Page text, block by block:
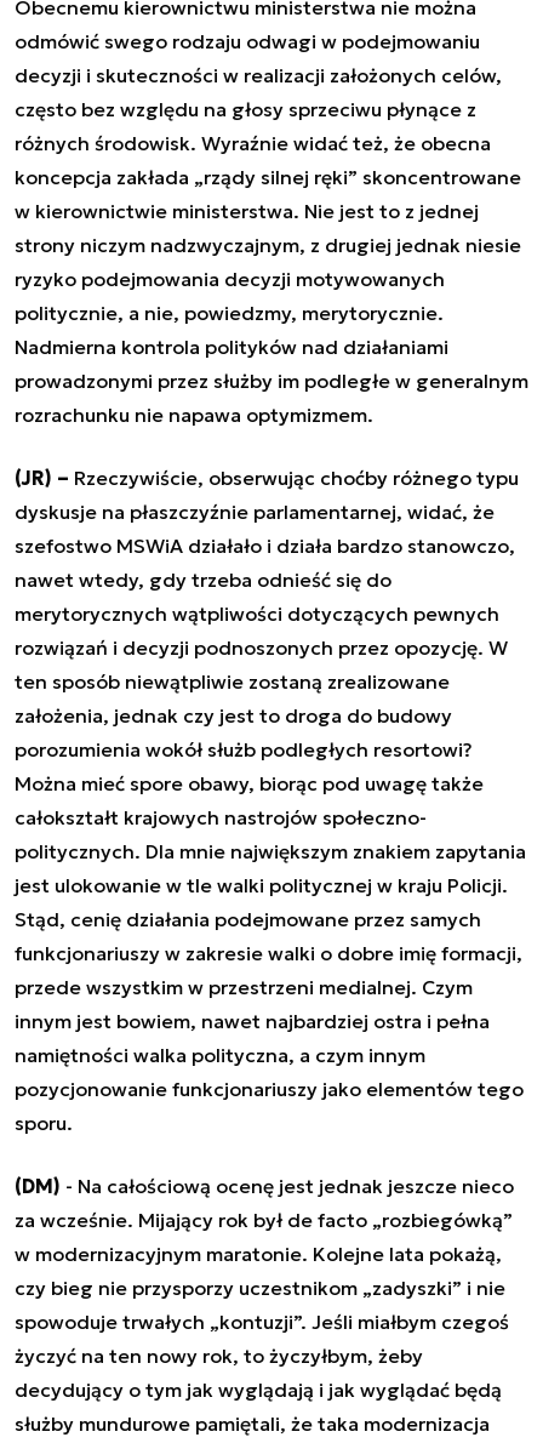
Obecnemu kierownictwu ministerstwa nie można
odmówić swego rodzaju odwagi w podejmowaniu
decyzji i skuteczności w realizacji założonych celów,
często bez względu na głosy sprzeciwu płynące z
różnych środowisk. Wyraźnie widać też, że obecna
koncepcja zakłada „rządy silnej ręki” skoncentrowane
w kierownictwie ministerstwa. Nie jest to z jednej
strony niczym nadzwyczajnym, z drugiej jednak niesie
ryzyko podejmowania decyzji motywowanych
politycznie, a nie, powiedzmy, merytorycznie.
Nadmierna kontrola polityków nad działaniami
prowadzonymi przez służby im podległe w generalnym
rozrachunku nie napawa optymizmem.
(JR) – Rzeczywiście, obserwując choćby różnego typu
dyskusje na płaszczyźnie parlamentarnej, widać, że
szefostwo MSWiA działało i działa bardzo stanowczo,
nawet wtedy, gdy trzeba odnieść się do
merytorycznych wątpliwości dotyczących pewnych
rozwiązań i decyzji podnoszonych przez opozycję. W
ten sposób niewątpliwie zostaną zrealizowane
założenia, jednak czy jest to droga do budowy
porozumienia wokół służb podległych resortowi?
Można mieć spore obawy, biorąc pod uwagę także
całokształt krajowych nastrojów społeczno-
politycznych. Dla mnie największym znakiem zapytania
jest ulokowanie w tle walki politycznej w kraju Policji.
Stąd, cenię działania podejmowane przez samych
funkcjonariuszy w zakresie walki o dobre imię formacji,
przede wszystkim w przestrzeni medialnej. Czym
innym jest bowiem, nawet najbardziej ostra i pełna
namiętności walka polityczna, a czym innym
pozycjonowanie funkcjonariuszy jako elementów tego
sporu.
(DM) - Na całościową ocenę jest jednak jeszcze nieco
za wcześnie. Mijający rok był de facto „rozbiegówką”
w modernizacyjnym maratonie. Kolejne lata pokażą,
czy bieg nie przysporzy uczestnikom „zadyszki” i nie
spowoduje trwałych „kontuzji”. Jeśli miałbym czegoś
życzyć na ten nowy rok, to życzyłbym, żeby
decydujący o tym jak wyglądają i jak wyglądać będą
służby mundurowe pamiętali, że taka modernizacja